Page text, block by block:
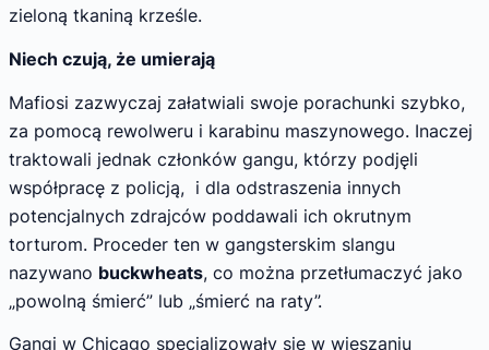
zieloną tkaniną krześle.
Niech czują, że umierają
Mafiosi zazwyczaj załatwiali swoje porachunki szybko,
za pomocą rewolweru i karabinu maszynowego. Inaczej
traktowali jednak członków gangu, którzy podjęli
współpracę z policją, i dla odstraszenia innych
potencjalnych zdrajców poddawali ich okrutnym
torturom. Proceder ten w gangsterskim slangu
nazywano buckwheats, co można przetłumaczyć jako
„powolną śmierć” lub „śmierć na raty”.
Gangi w Chicago specjalizowały się w wieszaniu